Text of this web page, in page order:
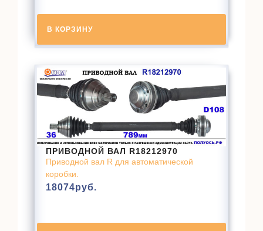
В КОРЗИНУ
ПРИВОДНОЙ ВАЛ R18212970
Приводной вал R для автоматической
коробки.
18074руб.